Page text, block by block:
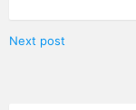
Next post